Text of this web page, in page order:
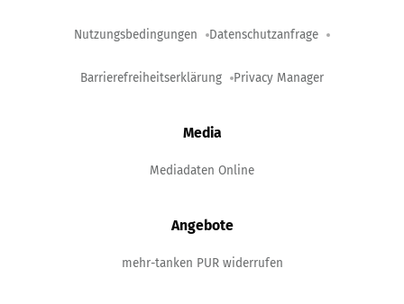
Nutzungsbedingungen Datenschutzanfrage
Barrierefreiheitserklärung Privacy Manager
Media
Mediadaten Online
Angebote
mehr-tanken PUR widerrufen